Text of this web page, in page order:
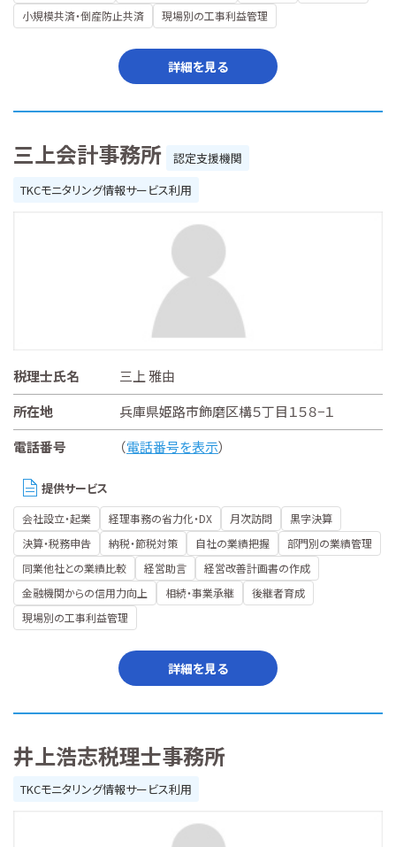
小規模共済・倒産防止共済
現場別の工事利益管理
詳細を見る
三上会計事務所
認定支援機関
TKCモニタリング情報サービス利用
税理士氏名
三上 雅由
所在地
兵庫県姫路市飾磨区構５丁目１５８−１
電話番号
（電話番号を表示）
提供サービス
会社設立・起業 経理事務の省力化・DX 月次訪問
黒字決算
決算・税務申告
納税・節税対策 自社の業績把握
部門別の業績管理
同業他社との業績比較
経営助言
経営改善計画書の作成
金融機関からの信用力向上
相続・事業承継
後継者育成
現場別の工事利益管理
詳細を見る
井上浩志税理士事務所
TKCモニタリング情報サービス利用